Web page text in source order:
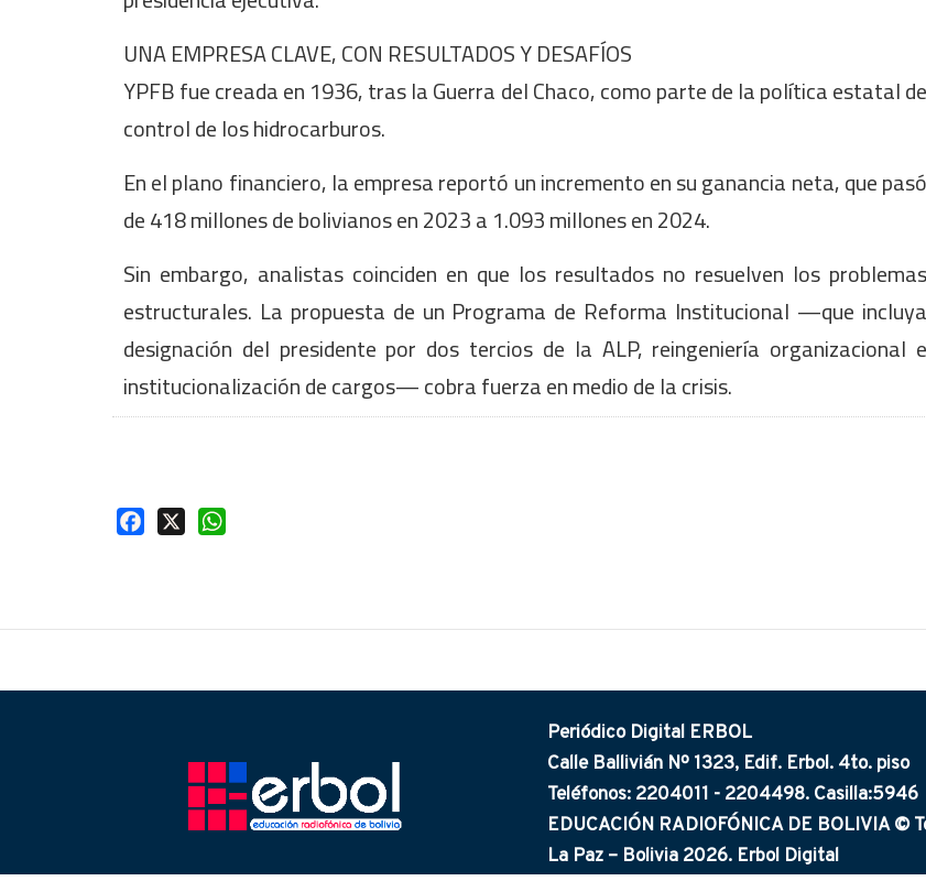
UNA EMPRESA CLAVE, CON RESULTADOS Y DESAFÍOS
YPFB fue creada en 1936, tras la Guerra del Chaco, como parte de la política estatal de
control de los hidrocarburos.
En el plano financiero, la empresa reportó un incremento en su ganancia neta, que pasó
de 418 millones de bolivianos en 2023 a 1.093 millones en 2024.
Sin embargo, analistas coinciden en que los resultados no resuelven los problemas
estructurales. La propuesta de un Programa de Reforma Institucional —que incluya
designación del presidente por dos tercios de la ALP, reingeniería organizacional e
institucionalización de cargos— cobra fuerza en medio de la crisis.
Facebook
Periódico Digital ERBOL
Calle Ballivián Nº 1323, Edif. Erbol. 4to. piso
Teléfonos: 2204011 - 2204498. Casilla:5946
EDUCACIÓN RADIOFÓNICA DE BOLIVIA ©
La Paz – Bolivia 2026. Erbol Digital